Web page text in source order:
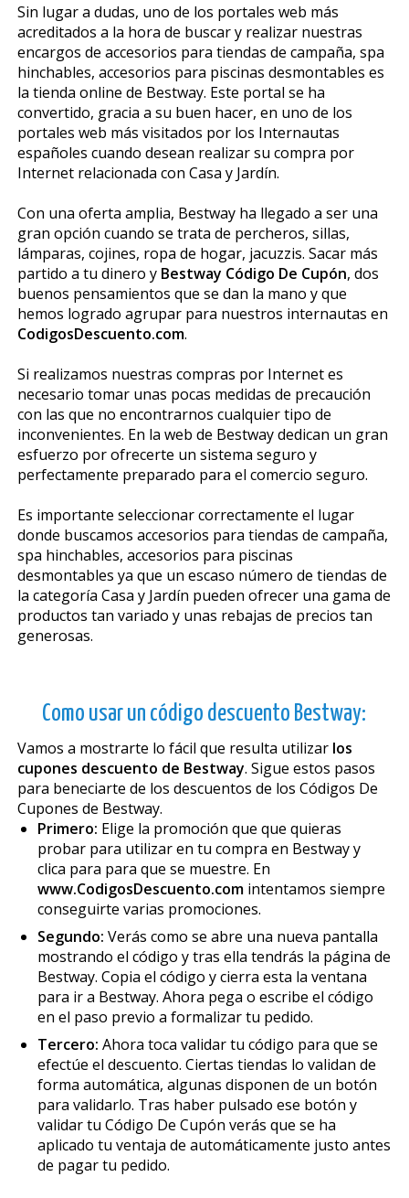
Sin lugar a dudas, uno de los portales web más
acreditados a la hora de buscar y realizar nuestras
encargos de accesorios para tiendas de campaña, spa
hinchables, accesorios para piscinas desmontables es
la tienda online de Bestway. Este portal se ha
convertido, gracia a su buen hacer, en uno de los
portales web más visitados por los Internautas
españoles cuando desean realizar su compra por
Internet relacionada con Casa y Jardín.
Con una oferta amplia, Bestway ha llegado a ser una
gran opción cuando se trata de percheros, sillas,
lámparas, cojines, ropa de hogar, jacuzzis. Sacar más
partido a tu dinero y Bestway Código De Cupón, dos
buenos pensamientos que se dan la mano y que
hemos logrado agrupar para nuestros internautas en
CodigosDescuento.com.
Si realizamos nuestras compras por Internet es
necesario tomar unas pocas medidas de precaución
con las que no encontrarnos cualquier tipo de
inconvenientes. En la web de Bestway dedican un gran
esfuerzo por ofrecerte un sistema seguro y
perfectamente preparado para el comercio seguro.
Es importante seleccionar correctamente el lugar
donde buscamos accesorios para tiendas de campaña,
spa hinchables, accesorios para piscinas
desmontables ya que un escaso número de tiendas de
la categoría Casa y Jardín pueden ofrecer una gama de
productos tan variado y unas rebajas de precios tan
generosas.
Como usar un código descuento Bestway:
Vamos a mostrarte lo fácil que resulta utilizar los
cupones descuento de Bestway. Sigue estos pasos
para beneficiarte de los descuentos de los Códigos De
Cupones de Bestway.
Primero: Elige la promoción que que quieras
probar para utilizar en tu compra en Bestway y
clica para para que se muestre. En
www.CodigosDescuento.comintentamos siempre
conseguirte varias promociones.
Segundo: Verás como se abre una nueva pantalla
mostrando el código y tras ella tendrás la página de
Bestway. Copia el código y cierra esta la ventana
para ir a Bestway. Ahora pega o escribe el código
en el paso previo a formalizar tu pedido.
Tercero: Ahora toca validar tu código para que se
efectúe el descuento. Ciertas tiendas lo validan de
forma automática, algunas disponen de un botón
para validarlo. Tras haber pulsado ese botón y
validar tu Código De Cupón verás que se ha
aplicado tu ventaja de automáticamente justo antes
de pagar tu pedido.